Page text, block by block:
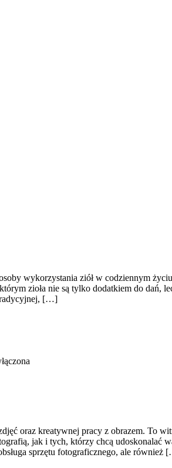
wykorzystania ziół w codziennym
zioła nie są tylko dodatkiem do dań,
[…]
oraz kreatywnej pracy z obrazem. To
jak i tych, którzy chcą
sprzętu fotograficznego, ale również